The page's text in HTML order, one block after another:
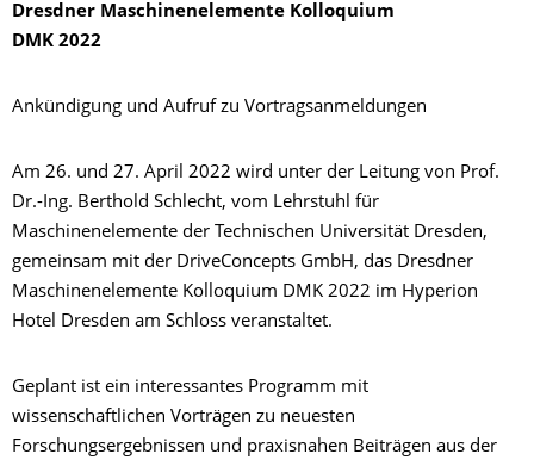
Dresdner Maschinenelemente Kolloquium
DMK 2022
Ankündigung und Aufruf zu Vortragsanmeldungen
Am 26. und 27. April 2022 wird unter der Leitung von Prof.
Dr.-Ing. Berthold Schlecht, vom Lehrstuhl für
Maschinenelemente der Technischen Universität Dresden,
gemeinsam mit der DriveConcepts GmbH, das Dresdner
Maschinenelemente Kolloquium DMK 2022 im Hyperion
Hotel Dresden am Schloss veranstaltet.
Geplant ist ein interessantes Programm mit
wissenschaftlichen Vorträgen zu neuesten
Forschungsergebnissen und praxisnahen Beiträgen aus der